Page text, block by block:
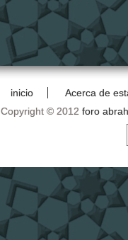
inicio
Acerca de
Copyright © 2012 foro